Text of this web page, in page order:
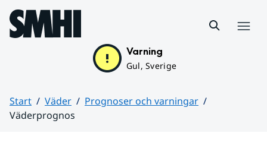
Hoppa till sidans innehåll
Varning
Gul, Sverige
Start Väder
Prognoser och varningar
Väderprognos